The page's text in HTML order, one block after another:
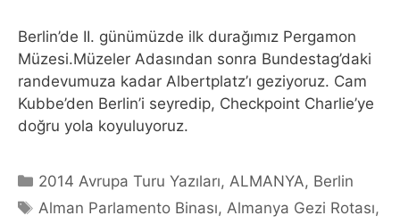
Berlin’de II. günümüzde ilk durağımız Pergamon
Müzesi.Müzeler Adasından sonra Bundestag’daki
randevumuza kadar Albertplatz’ı geziyoruz. Cam
Kubbe’den Berlin’i seyredip, Checkpoint Charlie’ye
doğru yola koyuluyoruz.
Categories
2014 Avrupa Turu Yazıları, ALMANYA, Berlin
Tags
Alman Parlamento Binası, Almanya Gezi Rotası,